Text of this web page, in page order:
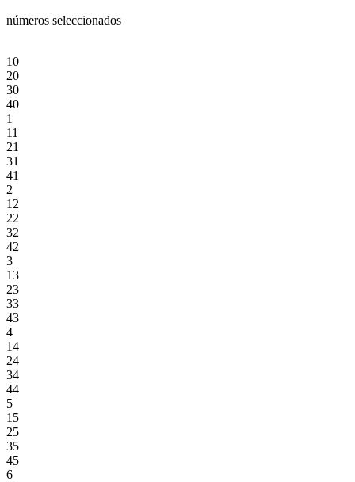
números seleccionados
10
20
30
40
1
11
21
31
41
2
12
22
32
42
3
13
23
33
43
4
14
24
34
44
5
15
25
35
45
6